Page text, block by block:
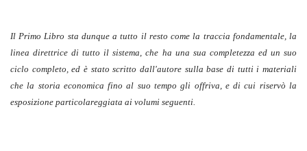
Il Primo Libro sta dunque a tutto il resto come la traccia fondamentale, la
linea direttrice di tutto il sistema, che ha una sua completezza ed un suo
ciclo completo, ed è stato scritto dall'autore sulla base di tutti i materiali
che la storia economica fino al suo tempo gli offriva, e di cui riservò la
esposizione particolareggiata ai volumi seguenti.